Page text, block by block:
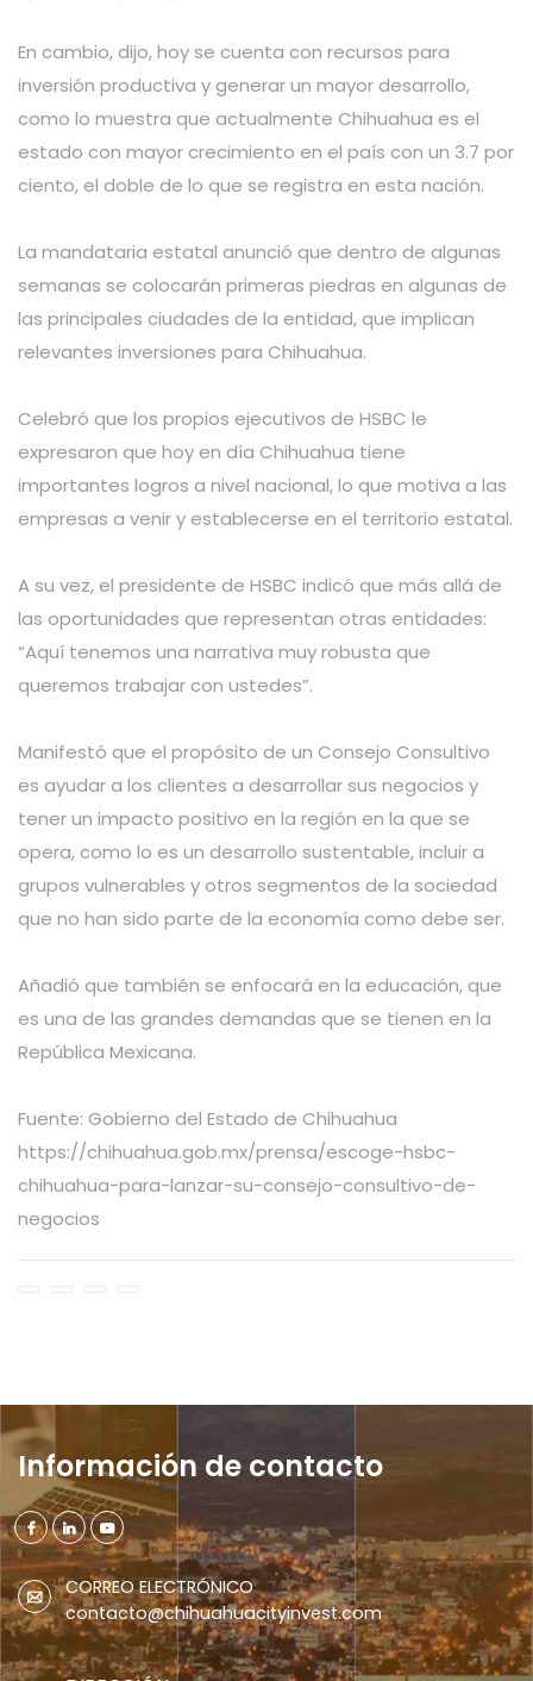
En cambio, dijo, hoy se cuenta con recursos para
inversión productiva y generar un mayor desarrollo,
como lo muestra que actualmente Chihuahua es el
estado con mayor crecimiento en el país con un 3.7 por
ciento, el doble de lo que se registra en esta nación.
La mandataria estatal anunció que dentro de algunas
semanas se colocarán primeras piedras en algunas de
las principales ciudades de la entidad, que implican
relevantes inversiones para Chihuahua.
Celebró que los propios ejecutivos de HSBC le
expresaron que hoy en día Chihuahua tiene
importantes logros a nivel nacional, lo que motiva a las
empresas a venir y establecerse en el territorio estatal.
A su vez, el presidente de HSBC indicó que más allá de
las oportunidades que representan otras entidades:
“Aquí tenemos una narrativa muy robusta que
queremos trabajar con ustedes”.
Manifestó que el propósito de un Consejo Consultivo
es ayudar a los clientes a desarrollar sus negocios y
tener un impacto positivo en la región en la que se
opera, como lo es un desarrollo sustentable, incluir a
grupos vulnerables y otros segmentos de la sociedad
que no han sido parte de la economía como debe ser.
Añadió que también se enfocará en la educación, que
es una de las grandes demandas que se tienen en la
República Mexicana.
Fuente: Gobierno del Estado de Chihuahua
https://chihuahua.gob.mx/prensa/escoge-hsbc-
chihuahua-para-lanzar-su-consejo-consultivo-de-
Información de contacto
CORREO ELECTRÓNICO
contacto@chihuahuacityinvest.com